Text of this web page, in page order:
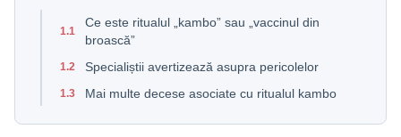
1.1
Ce este ritualul „kambo” sau „vaccinul din
broască”
1.2 Specialiștii avertizează asupra pericolelor
1.3 Mai multe decese asociate cu ritualul kambo